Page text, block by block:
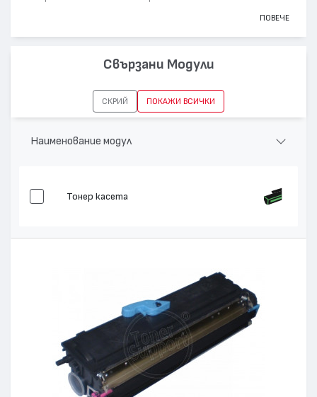
Цвят: Монохромен
20000
M1200
ПОВЕЧЕ
Свързани Модули
СКРИЙ ПОКАЖИ ВСИЧКИ
Наименование модул
Тонер касета